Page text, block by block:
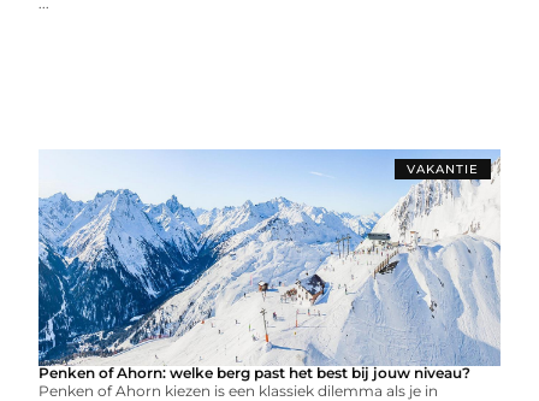
VAKANTIE
Penken of Ahorn: welke berg past het best bij jouw niveau?
Penken of Ahorn kiezen is een klassiek dilemma als je in